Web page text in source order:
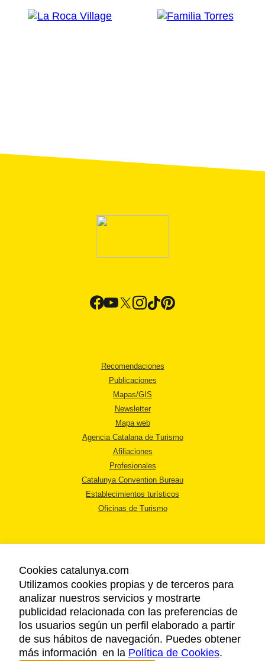
Recomendaciones
Publicaciones
Mapas/GIS
Newsletter
Mapa web
Agencia Catalana de Turismo
Afiliaciones
Profesionales
Catalunya Convention Bureau
Establecimientos turísticos
Oficinas de Turismo
AVISO LEGAL
POLÍTICA DE PRIVACIDAD
COOKIES
ACCESSIBILIDAD
Cookies catalunya.com
Utilizamos cookies propias y de terceros para
analizar nuestros servicios y mostrarte
publicidad relacionada con las preferencias de
los usuarios según un perfil elaborado a partir
de sus hábitos de navegación. Puedes obtener
más información en la Política de Cookies.